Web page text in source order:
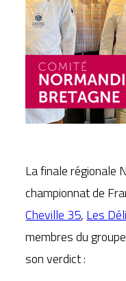
La finale régionale
championnat de
Cheville 35, Les
membres du
son verdict :